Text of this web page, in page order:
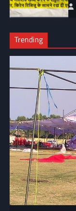
Trending